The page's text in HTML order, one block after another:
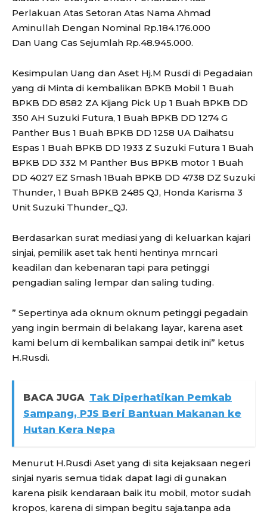
Perlakuan Atas Setoran Atas Nama Ahmad
Aminullah Dengan Nominal Rp.184.176.000
Dan Uang Cas Sejumlah Rp.48.945.000.
Kesimpulan Uang dan Aset Hj.M Rusdi di Pegadaian
yang di Minta di kembalikan BPKB Mobil 1 Buah
BPKB DD 8582 ZA Kijang Pick Up 1 Buah BPKB DD
350 AH Suzuki Futura, 1 Buah BPKB DD 1274 G
Panther Bus 1 Buah BPKB DD 1258 UA Daihatsu
Espas 1 Buah BPKB DD 1933 Z Suzuki Futura 1 Buah
BPKB DD 332 M Panther Bus BPKB motor 1 Buah
DD 4027 EZ Smash 1Buah BPKB DD 4738 DZ Suzuki
Thunder, 1 Buah BPKB 2485 QJ, Honda Karisma 3
Unit Suzuki Thunder_QJ.
Berdasarkan surat mediasi yang di keluarkan kajari
sinjai, pemilik aset tak henti hentinya mrncari
keadilan dan kebenaran tapi para petinggi
pengadian saling lempar dan saling tuding.
” Sepertinya ada oknum oknum petinggi pegadain
yang ingin bermain di belakang layar, karena aset
kami belum di kembalikan sampai detik ini” ketus
H.Rusdi.
BACA JUGA Tak Diperhatikan Pemkab
Sampang, PJS Beri Bantuan Makanan ke
Hutan Kera Nepa
Menurut H.Rusdi Aset yang di sita kejaksaan negeri
sinjai nyaris semua tidak dapat lagi di gunakan
karena pisik kendaraan baik itu mobil, motor sudah
kropos, karena di simpan begitu saja.tanpa ada